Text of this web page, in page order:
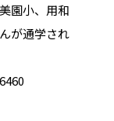
園小、用和
が通学され